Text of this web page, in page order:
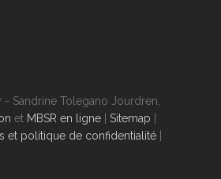
Sandrine Tolegano Jourdren,
et MBSR en ligne Sitemap
et politique de confidentialité